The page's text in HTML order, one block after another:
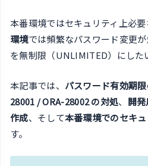
本番環境ではセキュリティ上必要
環境では頻繁なパスワード変更
を無制限（UNLIMITED）にした
本記事では、 パスワード有効期
28001 / ORA-28002 の対処、 開
作成、そして本番環境でのセキ
す。